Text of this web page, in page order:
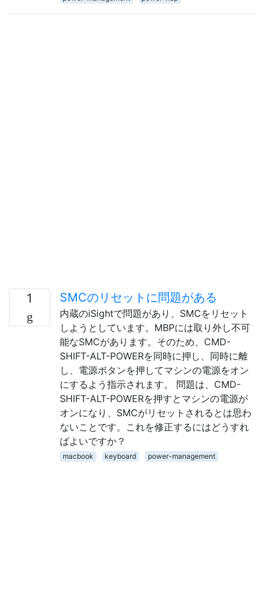
1 SMCのリセットに問題がある
内蔵のiSightで問題があり、SMCをリセット
しようとしています。MBPには取り外し不可
能なSMCがあります。そのため、CMD-
SHIFT-ALT-POWERを同時に押し、同時に離
し、電源ボタンを押してマシンの電源をオン
にするよう指示されます。 問題は、CMD-
SHIFT-ALT-POWERを押すとマシンの電源が
オンになり、SMCがリセットされるとは思わ
ないことです。これを修正するにはどうすれ
ばよいですか？
macbook keyboard power-management